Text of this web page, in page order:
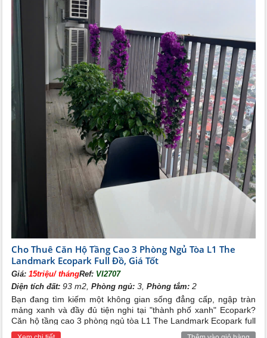
Cho Thuê Căn Hộ Tầng Cao 3 Phòng Ngủ Tòa L1 The
Landmark Ecopark Full Đồ, Giá Tốt
Giá:15triệu/ thángRef: VI2707
Diện tích đất: 93 m2,Phòng ngủ: 3,Phòng tắm: 2
Bạn đang tìm kiếm một không gian sống đẳng cấp, ngập tràn
mảng xanh và đầy đủ tiện nghi tại "thành phố xanh" Ecopark?
Căn hộ tầng cao 3 phòng ngủ tòa L1 The Landmark Ecopark full
đồ với mức giá cho thuê cực kỳ hấp dẫn chính là sự lựa chọn